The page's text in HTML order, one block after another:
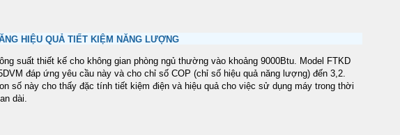
HIỆU QUẢ TIẾT KIỆM NĂNG LƯỢNG
suất thiết kế cho không gian phòng ngủ thường vào khoảng 9000Btu. Model FTKD
đáp ứng yêu cầu này và cho chỉ số COP (chỉ số hiệu quả năng lượng) đến 3,2.
số này cho thấy đặc tính tiết kiệm điện và hiệu quả cho việc sử dụng máy trong thời
dài.